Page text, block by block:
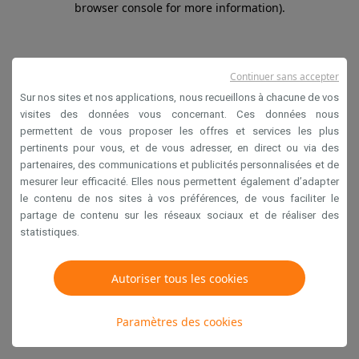
browser console for more information).
Sur nos sites et nos applications, nous recueillons à chacune de vos
visites des données vous concernant. Ces données nous
permettent de vous proposer les offres et services les plus
pertinents pour vous, et de vous adresser, en direct ou via des
partenaires, des communications et publicités personnalisées et de
mesurer leur efficacité. Elles nous permettent également d’adapter
le contenu de nos sites à vos préférences, de vous faciliter le
partage de contenu sur les réseaux sociaux et de réaliser des
statistiques.
Autoriser tous les cookies
Paramètres des cookies
Continuer sans accepter